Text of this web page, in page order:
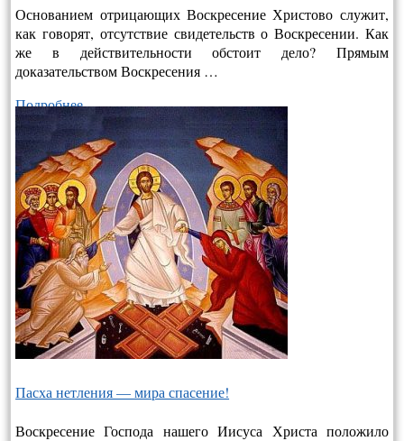
Основанием отрицающих Воскресение Христово служит,
как говорят, отсутствие свидетельств о Воскресении. Как
же в действительно­сти обстоит дело? Прямым
доказательством Воскресения …
Подробнее…
Пасха нетления — мира спасение!
Воскресение Господа нашего Иисуса Христа положило